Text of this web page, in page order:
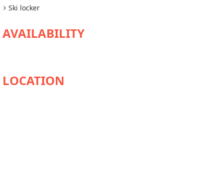
Ski locker
AVAILABILITY